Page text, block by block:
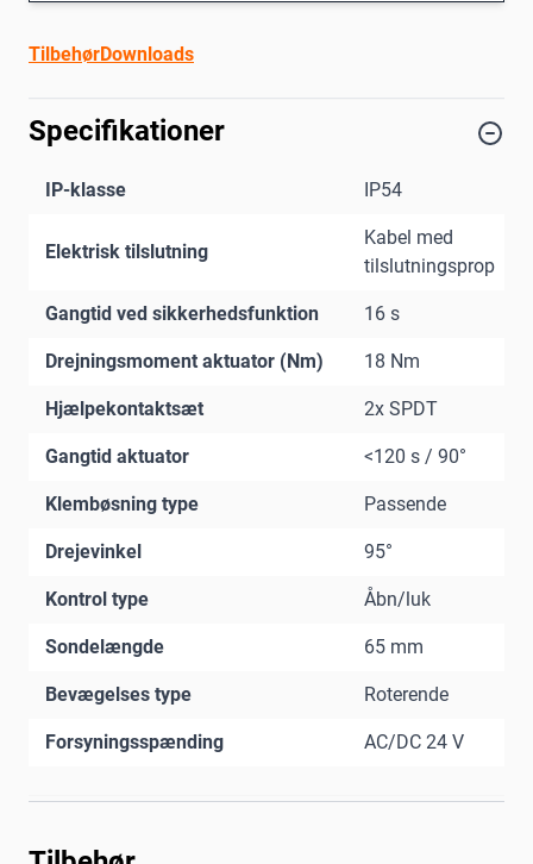
TilbehørDownloads
Specifikationer
IP-klasse IP54
Elektrisk tilslutning
Kabel med
tilslutningsprop
Gangtid ved sikkerhedsfunktion 16 s
Drejningsmoment aktuator (Nm) 18 Nm
Hjælpekontaktsæt 2x SPDT
Gangtid aktuator <120 s / 90°
Klembøsning type Passende
Drejevinkel 95°
Kontrol type Åbn/luk
Sondelængde 65 mm
Bevægelses type Roterende
Forsyningsspænding AC/DC 24 V